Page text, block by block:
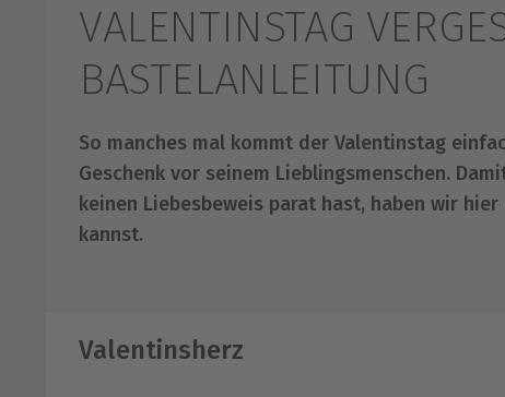
VALENTINSTAG
BASTELANLEITUNG
So manches mal kommt der Valentinstag
Geschenk vor seinem Lieblingsmenschen.
keinen Liebesbeweis parat hast, haben wir
kannst.
Valentinsherz